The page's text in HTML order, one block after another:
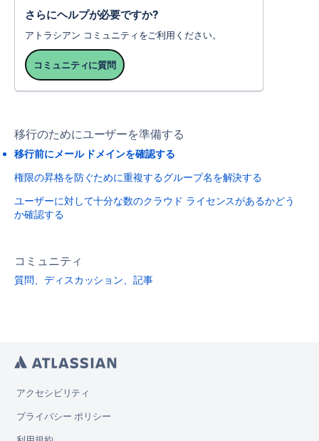
さらにヘルプが必要ですか?
アトラシアン コミュニティをご利用ください。
コミュニティに質問
移行のためにユーザーを準備する
移行前にメール ドメインを確認する
権限の昇格を防ぐために重複するグループ名を解決する
ユーザーに対して十分な数のクラウド ライセンスがあるかどう
か確認する
コミュニティ
質問、ディスカッション、記事
アクセシビリティ
プライバシー ポリシー